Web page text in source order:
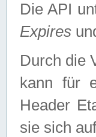
Die API
Expires
Durch die
kann für
Header
sie sich